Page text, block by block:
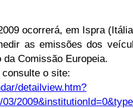
ocorrerá, em Ispra
as emissões dos
Comissão Europeia.
o site:
detailview.htm?